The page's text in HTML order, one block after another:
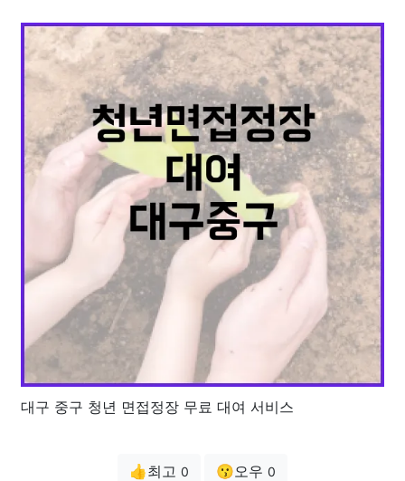
대구 중구 청년 면접정장 무료 대여 서비스
👍최고 0 😗오우 0